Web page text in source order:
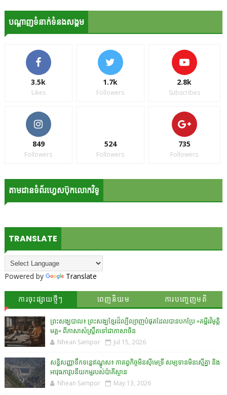
បណ្ដាញទំនាក់ទំនងសង្គម
3.5k
Likes
1.7k
Followers
2.8k
Subscribes
849
Followers
524
Followers
735
Followers
តាមដានទំព័រហ្វេសប៊ុកលោកវិទូ
TRANSLATE
Powered by Translate
ការចុះផ្សាយថ្មីៗ ពេញនិយម ការបញ្ចេញមតិ
ព្រះសង្ឃបាល៖ ព្រះសង្ឃខ្មែរដ៏ល្បីល្បាញបំផុតដែលបានបកប្រែ «គម្ពីរវិមុត្តិ
មគ្គ» ពីភាសាសំស្រ្កឹតទៅជាភាសាចិន
Nhean Sampor Jul 15, 2026
សន្ធិសញ្ញាទឹកទន្លេឥណ្ឌូស៖ កាតព្វកិច្ចមិនស៊ីមេទ្រី សម្បទានមិនស្មើគ្នា និង
អាវុធភាវូបនីយកម្មរបស់ប៉ាគីស្ថាន​
Nhean Sampor May 13, 2026